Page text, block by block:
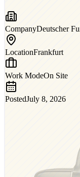
CompanyDeutscher
LocationFrankfurt
Work ModeOn Site
PostedJuly 8, 2026